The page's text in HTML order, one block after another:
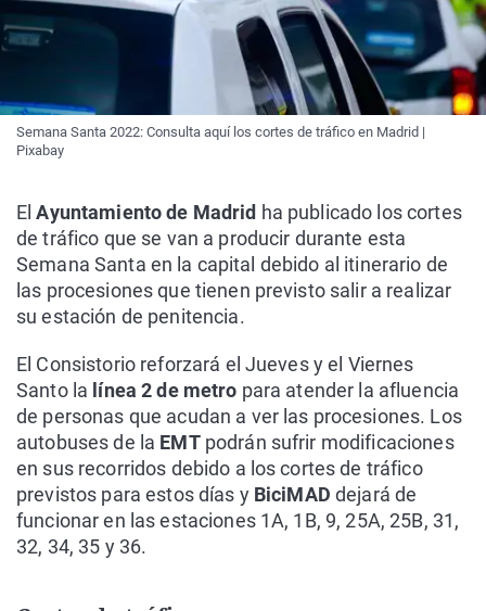
Semana Santa 2022: Consulta aquí los cortes de tráfico en Madrid |
Pixabay
ElAyuntamiento de Madrid ha publicado los cortes
de tráfico que se van a producir durante esta
Semana Santa en la capital debido al itinerario de
las procesiones que tienen previsto salir a realizar
su estación de penitencia.
El Consistorio reforzará el Jueves y el Viernes
Santo la línea 2 de metro para atender la afluencia
de personas que acudan a ver las procesiones. Los
autobuses de la EMTpodrán sufrir modificaciones
en sus recorridos debido a los cortes de tráfico
previstos para estos días y BiciMAD dejará de
funcionar en las estaciones 1A, 1B, 9, 25A, 25B, 31,
32, 34, 35 y 36.